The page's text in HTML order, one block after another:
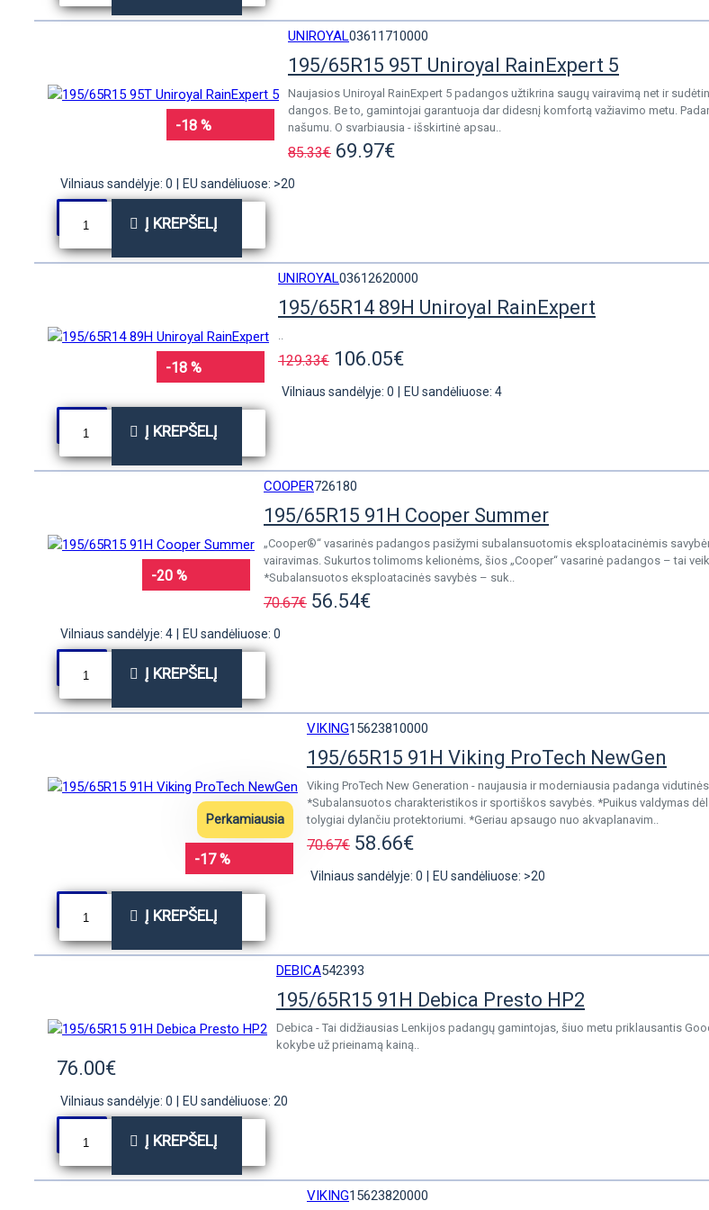
-18 %
UNIROYAL03611710000
195/65R15 95T Uniroyal RainExpert 5
Naujasios Uniroyal RainExpert 5 padangos užtikrina saugų vairavimą net ir
dangos. Be to, gamintojai garantuoja dar didesnį komfortą važiavimo metu.
našumu. O svarbiausia - išskirtinė apsau..
85.33€ 69.97€
Vilniaus sandėlyje: 0 EU sandėliuose: >20
Į KREPŠELĮ
-18 %
UNIROYAL03612620000
195/65R14 89H Uniroyal RainExpert
..
129.33€ 106.05€
Vilniaus sandėlyje: 0 EU sandėliuose: 4
Į KREPŠELĮ
-20 %
COOPER726180
195/65R15 91H Cooper Summer
„Cooper®“ vasarinės padangos pasižymi subalansuotomis eksploatacinėmis
vairavimas. Sukurtos tolimoms kelionėms, šios „Cooper“ vasarinė padangos – tai
*Subalansuotos eksploatacinės savybės – suk..
70.67€ 56.54€
Vilniaus sandėlyje: 4 EU sandėliuose: 0
Į KREPŠELĮ
Perkamiausia
-17 %
VIKING15623810000
195/65R15 91H Viking ProTech NewGen
Viking ProTech New Generation - naujausia ir moderniausia padanga
*Subalansuotos charakteristikos ir sportiškos savybės. *Puikus valdymas
tolygiai dylančiu protektoriumi. *Geriau apsaugo nuo akvaplanavim..
70.67€ 58.66€
Vilniaus sandėlyje: 0 EU sandėliuose: >20
Į KREPŠELĮ
DEBICA542393
195/65R15 91H Debica Presto HP2
Debica - Tai didžiausias Lenkijos padangų gamintojas, šiuo metu priklausantis
kokybe už prieinamą kainą..
76.00€
Vilniaus sandėlyje: 0 EU sandėliuose: 20
Į KREPŠELĮ
VIKING15623820000